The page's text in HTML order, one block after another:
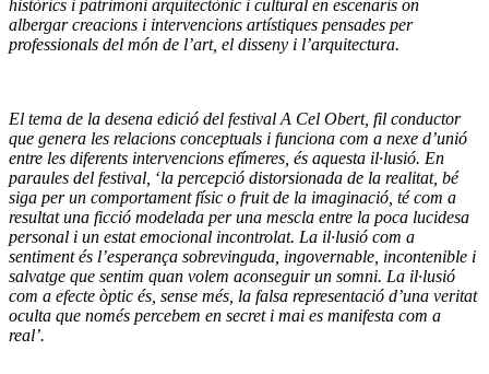
històrics i patrimoni arquitectònic i cultural en escenaris on
albergar creacions i intervencions artístiques pensades per
professionals del món de l’art, el disseny i l’arquitectura.
El tema de la desena edició del festival A Cel Obert, fil conductor
que genera les relacions conceptuals i funciona com a nexe d’unió
entre les diferents intervencions efímeres, és aquesta il·lusió. En
paraules del festival, ‘la percepció distorsionada de la realitat, bé
siga per un comportament físic o fruit de la imaginació, té com a
resultat una ficció modelada per una mescla entre la poca lucidesa
personal i un estat emocional incontrolat. La il·lusió com a
sentiment és l’esperança sobrevinguda, ingovernable, incontenible i
salvatge que sentim quan volem aconseguir un somni. La il·lusió
com a efecte òptic és, sense més, la falsa representació d’una veritat
oculta que només percebem en secret i mai es manifesta com a
real’.